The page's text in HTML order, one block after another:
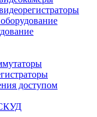
доступом